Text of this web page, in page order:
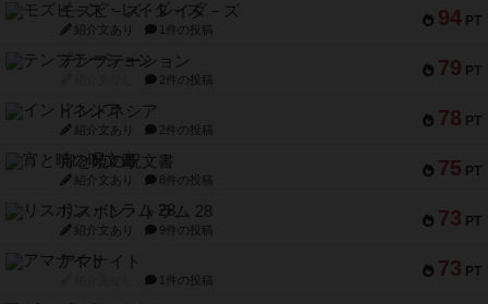
94 PT
モズビ－ズ・レイダ－ズ
紹介文あり 1件の投稿
79 PT
テンプテーション
2件の投稿
78 PT
インドネシア
紹介文あり 2件の投稿
75 PT
宵と暁の呪文書
紹介文あり 8件の投稿
73 PT
リスボン・トラム 28
紹介文あり 9件の投稿
73 PT
アマナイト
1件の投稿